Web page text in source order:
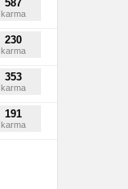
587
karma
230
karma
353
karma
191
karma